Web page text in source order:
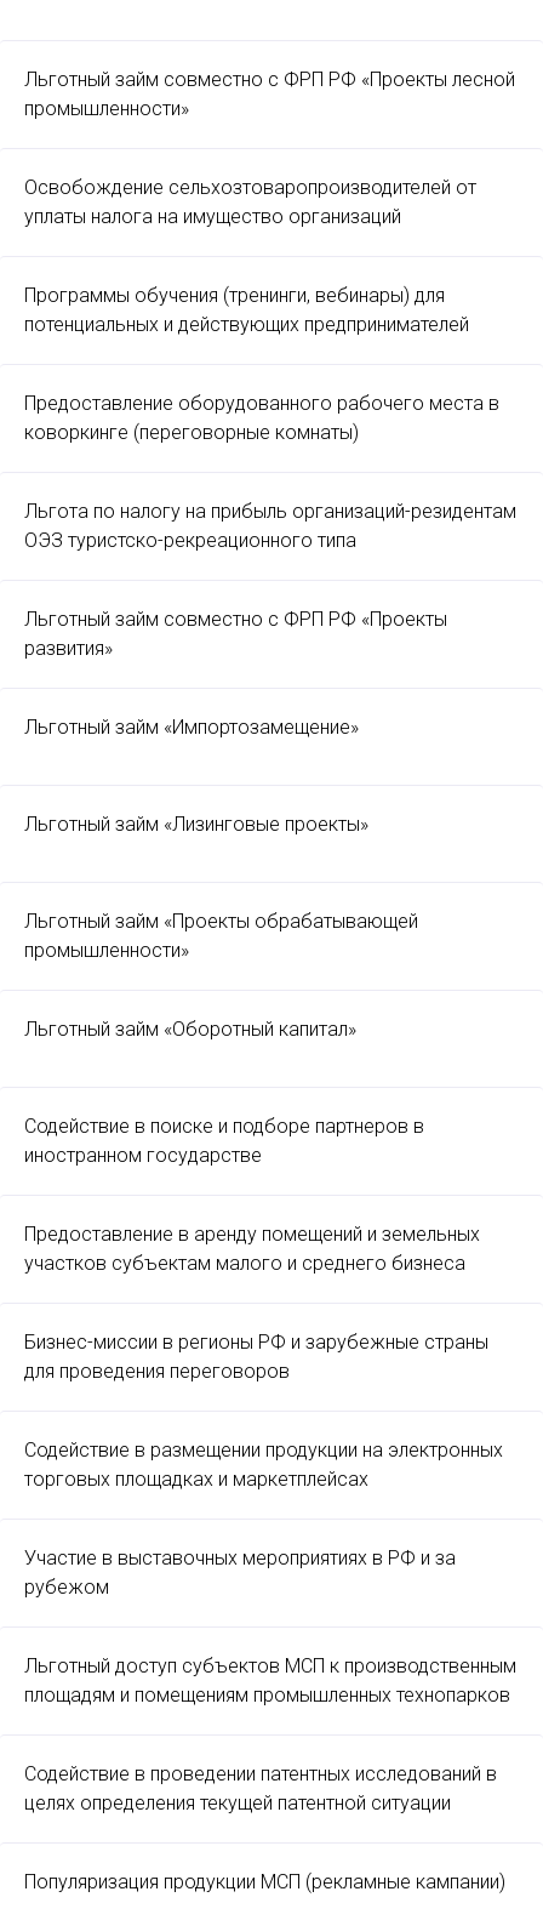
Льготный займ совместно с ФРП РФ «Проекты лесной
промышленности»
Освобождение сельхозтоваропроизводителей от
уплаты налога на имущество организаций
Программы обучения (тренинги, вебинары) для
потенциальных и действующих предпринимателей
Предоставление оборудованного рабочего места в
коворкинге (переговорные комнаты)
Льгота по налогу на прибыль организаций-резидентам
ОЭЗ туристско-рекреационного типа
Льготный займ совместно с ФРП РФ «Проекты
развития»
Льготный займ «Импортозамещение»
Льготный займ «Лизинговые проекты»
Льготный займ «Проекты обрабатывающей
промышленности»
Льготный займ «Оборотный капитал»
Содействие в поиске и подборе партнеров в
иностранном государстве
Предоставление в аренду помещений и земельных
участков субъектам малого и среднего бизнеса
Бизнес-миссии в регионы РФ и зарубежные страны
для проведения переговоров
Содействие в размещении продукции на электронных
торговых площадках и маркетплейсах
Участие в выставочных мероприятиях в РФ и за
рубежом
Льготный доступ субъектов МСП к производственным
площадям и помещениям промышленных технопарков
Содействие в проведении патентных исследований в
целях определения текущей патентной ситуации
Популяризация продукции МСП (рекламные кампании)